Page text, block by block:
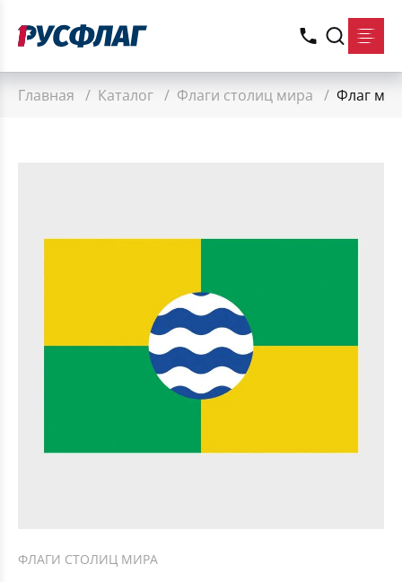
Главная / Каталог / Флаги столиц мира / Флаг
ФЛАГИ СТОЛИЦ МИРА